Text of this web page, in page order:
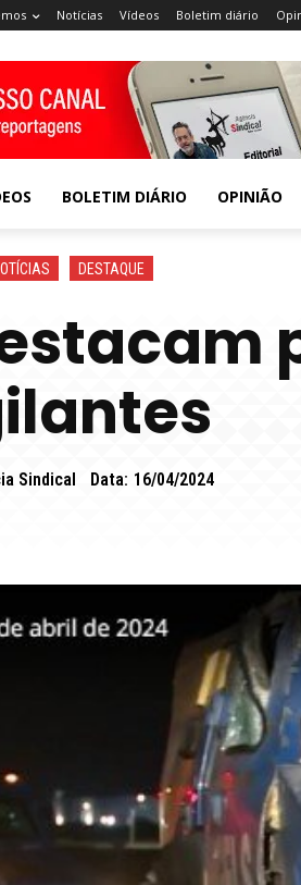
Notícias Vídeos Boletim diário
BOLETIM DIÁRIO OPINIÃO
DESTAQUE
Sindical Data: 16/04/2024